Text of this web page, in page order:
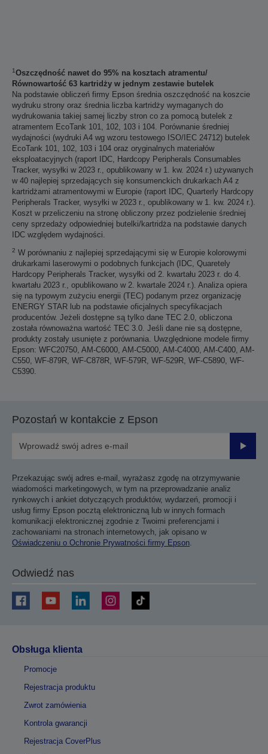
1Oszczędność nawet do 95% na kosztach atramentu/
Równowartość 63 kartridży w jednym zestawie butelek
Na podstawie obliczeń firmy Epson średnia oszczędność na koszcie
wydruku strony oraz średnia liczba kartridży wymaganych do
wydrukowania takiej samej liczby stron co za pomocą butelek z
atramentem EcoTank 101, 102, 103 i 104. Porównanie średniej
wydajności (wydruki A4 wg wzoru testowego ISO/IEC 24712) butelek
EcoTank 101, 102, 103 i 104 oraz oryginalnych materiałów
eksploatacyjnych (raport IDC, Hardcopy Peripherals Consumables
Tracker, wysyłki w 2023 r., opublikowany w 1. kw. 2024 r.) używanych
w 40 najlepiej sprzedających się konsumenckich drukarkach A4 z
kartridżami atramentowymi w Europie (raport IDC, Quarterly Hardcopy
Peripherals Tracker, wysyłki w 2023 r., opublikowany w 1. kw. 2024 r.).
Koszt w przeliczeniu na stronę obliczony przez podzielenie średniej
ceny sprzedaży odpowiedniej butelki/kartridża na podstawie danych
IDC względem wydajności.
2 W porównaniu z najlepiej sprzedającymi się w Europie kolorowymi
drukarkami laserowymi o podobnych funkcjach (IDC, Quaretely
Hardcopy Peripherals Tracker, wysyłki od 2. kwartału 2023 r. do 4.
kwartału 2023 r., opublikowano w 2. kwartale 2024 r.). Analiza opiera
się na typowym zużyciu energii (TEC) podanym przez organizację
ENERGY STAR lub na podstawie oficjalnych specyfikacjach
producentów. Jeżeli dostępne są tylko dane TEC 2.0, obliczona
została równoważna wartość TEC 3.0. Jeśli dane nie są dostępne,
produkty zostały usunięte z porównania. Uwzględnione modele firmy
Epson: WFC20750, AM-C6000, AM-C5000, AM-C4000, AM-C400, AM-
C550, WF-879R, WF-C878R, WF-579R, WF-529R, WF-C5890, WF-
C5390.
Pozostań w kontakcie z Epson
Przekazując swój adres e-mail, wyrażasz zgodę na otrzymywanie
wiadomości marketingowych, w tym na przeprowadzanie analiz
rynkowych i ankiet dotyczących produktów, wydarzeń, promocji i
usług firmy Epson pocztą elektroniczną lub w innych formach
komunikacji elektronicznej zgodnie z Twoimi preferencjami i
zachowaniami na stronach internetowych, jak opisano w
Oświadczeniu o Ochronie Prywatności firmy Epson.
Odwiedź nas
Obsługa klienta
Promocje
Rejestracja produktu
Zwrot zamówienia
Kontrola gwarancji
Rejestracja CoverPlus